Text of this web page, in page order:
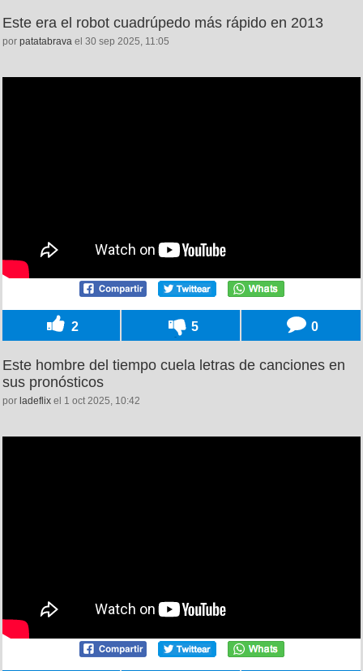
Este era el robot cuadrúpedo más rápido en 2013
por patatabrava el 30 sep 2025, 11:05
2 5 0
Este hombre del tiempo cuela letras de canciones en
sus pronósticos
por ladeflix el 1 oct 2025, 10:42